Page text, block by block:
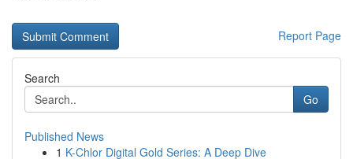
Report Page
Search
Go
Published News
1 K-Chlor Digital Gold Series: A Deep Dive